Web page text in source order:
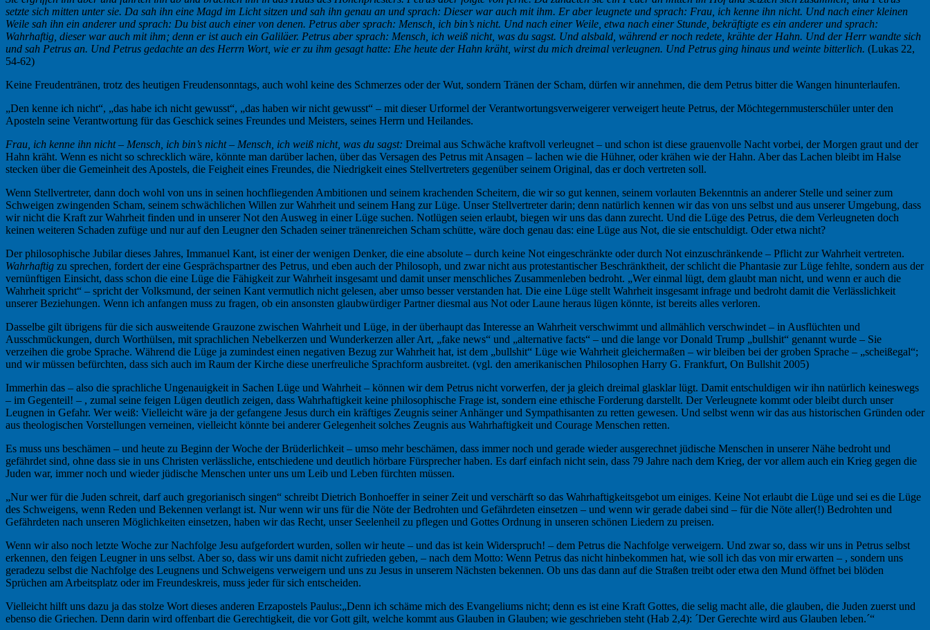
setzte sich mitten unter sie. Da sah ihn eine Magd im Licht sitzen und sah ihn genau an und sprach: Dieser war auch mit ihm. Er aber leugnete und sprach: Frau, ich kenne ihn nicht. Und nach einer kleinen
Weile sah ihn ein anderer und sprach: Du bist auch einer von denen. Petrus aber sprach: Mensch, ich bin’s nicht. Und nach einer Weile, etwa nach einer Stunde, bekräftigte es ein anderer und sprach:
Wahrhaftig, dieser war auch mit ihm; denn er ist auch ein Galiläer. Petrus aber sprach: Mensch, ich weiß nicht, was du sagst. Und alsbald, während er noch redete, krähte der Hahn. Und der Herr wandte sich
und sah Petrus an. Und Petrus gedachte an des Herrn Wort, wie er zu ihm gesagt hatte: Ehe heute der Hahn kräht, wirst du mich dreimal verleugnen. Und Petrus ging hinaus und weinte bitterlich. (Lukas 22,
54-62)
Keine Freudentränen, trotz des heutigen Freudensonntags, auch wohl keine des Schmerzes oder der Wut, sondern Tränen der Scham, dürfen wir annehmen, die dem Petrus bitter die Wangen hinunterlaufen.
„Den kenne ich nicht“, „das habe ich nicht gewusst“, „das haben wir nicht gewusst“ – mit dieser Urformel der Verantwortungsverweigerer verweigert heute Petrus, der Möchtegernmusterschüler unter den
Aposteln seine Verantwortung für das Geschick seines Freundes und Meisters, seines Herrn und Heilandes.
Frau, ich kenne ihn nicht – Mensch, ich bin’s nicht – Mensch, ich weiß nicht, was du sagst: Dreimal aus Schwäche kraftvoll verleugnet – und schon ist diese grauenvolle Nacht vorbei, der Morgen graut und der
Hahn kräht. Wenn es nicht so schrecklich wäre, könnte man darüber lachen, über das Versagen des Petrus mit Ansagen – lachen wie die Hühner, oder krähen wie der Hahn. Aber das Lachen bleibt im Halse
stecken über die Gemeinheit des Apostels, die Feigheit eines Freundes, die Niedrigkeit eines Stellvertreters gegenüber seinem Original, das er doch vertreten soll.
Wenn Stellvertreter, dann doch wohl von uns in seinen hochfliegenden Ambitionen und seinem krachenden Scheitern, die wir so gut kennen, seinem vorlauten Bekenntnis an anderer Stelle und seiner zum
Schweigen zwingenden Scham, seinem schwächlichen Willen zur Wahrheit und seinem Hang zur Lüge. Unser Stellvertreter darin; denn natürlich kennen wir das von uns selbst und aus unserer Umgebung, dass
wir nicht die Kraft zur Wahrheit finden und in unserer Not den Ausweg in einer Lüge suchen. Notlügen seien erlaubt, biegen wir uns das dann zurecht. Und die Lüge des Petrus, die dem Verleugneten doch
keinen weiteren Schaden zufüge und nur auf den Leugner den Schaden seiner tränenreichen Scham schütte, wäre doch genau das: eine Lüge aus Not, die sie entschuldigt. Oder etwa nicht?
Der philosophische Jubilar dieses Jahres, Immanuel Kant, ist einer der wenigen Denker, die eine absolute – durch keine Not eingeschränkte oder durch Not einzuschränkende – Pflicht zur Wahrheit vertreten.
Wahrhaftig zu sprechen, fordert der eine Gesprächspartner des Petrus, und eben auch der Philosoph, und zwar nicht aus protestantischer Beschränktheit, der schlicht die Phantasie zur Lüge fehlte, sondern aus der
vernünftigen Einsicht, dass schon die eine Lüge die Fähigkeit zur Wahrheit insgesamt und damit unser menschliches Zusammenleben bedroht. „Wer einmal lügt, dem glaubt man nicht, und wenn er auch die
Wahrheit spricht“ – spricht der Volksmund, der seinen Kant vermutlich nicht gelesen, aber umso besser verstanden hat. Die eine Lüge stellt Wahrheit insgesamt infrage und bedroht damit die Verlässlichkeit
unserer Beziehungen. Wenn ich anfangen muss zu fragen, ob ein ansonsten glaubwürdiger Partner diesmal aus Not oder Laune heraus lügen könnte, ist bereits alles verloren.
Dasselbe gilt übrigens für die sich ausweitende Grauzone zwischen Wahrheit und Lüge, in der überhaupt das Interesse an Wahrheit verschwimmt und allmählich verschwindet – in Ausflüchten und
Ausschmückungen, durch Worthülsen, mit sprachlichen Nebelkerzen und Wunderkerzen aller Art, „fake news“ und „alternative facts“ – und die lange vor Donald Trump „bullshit“ genannt wurde – Sie
verzeihen die grobe Sprache. Während die Lüge ja zumindest einen negativen Bezug zur Wahrheit hat, ist dem „bullshit“ Lüge wie Wahrheit gleichermaßen – wir bleiben bei der groben Sprache – „scheißegal“;
und wir müssen befürchten, dass sich auch im Raum der Kirche diese unerfreuliche Sprachform ausbreitet. (vgl. den amerikanischen Philosophen Harry G. Frankfurt, On Bullshit 2005)
Immerhin das – also die sprachliche Ungenauigkeit in Sachen Lüge und Wahrheit – können wir dem Petrus nicht vorwerfen, der ja gleich dreimal glasklar lügt. Damit entschuldigen wir ihn natürlich keineswegs
– im Gegenteil! – , zumal seine feigen Lügen deutlich zeigen, dass Wahrhaftigkeit keine philosophische Frage ist, sondern eine ethische Forderung darstellt. Der Verleugnete kommt oder bleibt durch unser
Leugnen in Gefahr. Wer weiß: Vielleicht wäre ja der gefangene Jesus durch ein kräftiges Zeugnis seiner Anhänger und Sympathisanten zu retten gewesen. Und selbst wenn wir das aus historischen Gründen oder
aus theologischen Vorstellungen verneinen, vielleicht könnte bei anderer Gelegenheit solches Zeugnis aus Wahrhaftigkeit und Courage Menschen retten.
Es muss uns beschämen – und heute zu Beginn der Woche der Brüderlichkeit – umso mehr beschämen, dass immer noch und gerade wieder ausgerechnet jüdische Menschen in unserer Nähe bedroht und
gefährdet sind, ohne dass sie in uns Christen verlässliche, entschiedene und deutlich hörbare Fürsprecher haben. Es darf einfach nicht sein, dass 79 Jahre nach dem Krieg, der vor allem auch ein Krieg gegen die
Juden war, immer noch und wieder jüdische Menschen unter uns um Leib und Leben fürchten müssen.
„Nur wer für die Juden schreit, darf auch gregorianisch singen“ schreibt Dietrich Bonhoeffer in seiner Zeit und verschärft so das Wahrhaftigkeitsgebot um einiges. Keine Not erlaubt die Lüge und sei es die Lüge
des Schweigens, wenn Reden und Bekennen verlangt ist. Nur wenn wir uns für die Nöte der Bedrohten und Gefährdeten einsetzen – und wenn wir gerade dabei sind – für die Nöte aller(!) Bedrohten und
Gefährdeten nach unseren Möglichkeiten einsetzen, haben wir das Recht, unser Seelenheil zu pflegen und Gottes Ordnung in unseren schönen Liedern zu preisen.
Wenn wir also noch letzte Woche zur Nachfolge Jesu aufgefordert wurden, sollen wir heute – und das ist kein Widerspruch! – dem Petrus die Nachfolge verweigern. Und zwar so, dass wir uns in Petrus selbst
erkennen, den feigen Leugner in uns selbst. Aber so, dass wir uns damit nicht zufrieden geben, – nach dem Motto: Wenn Petrus das nicht hinbekommen hat, wie soll ich das von mir erwarten – , sondern uns
geradezu selbst die Nachfolge des Leugnens und Schweigens verweigern und uns zu Jesus in unserem Nächsten bekennen. Ob uns das dann auf die Straßen treibt oder etwa den Mund öffnet bei blöden
Sprüchen am Arbeitsplatz oder im Freundeskreis, muss jeder für sich entscheiden.
Vielleicht hilft uns dazu ja das stolze Wort dieses anderen Erzapostels Paulus:„Denn ich schäme mich des Evangeliums nicht; denn es ist eine Kraft Gottes, die selig macht alle, die glauben, die Juden zuerst und
ebenso die Griechen. Denn darin wird offenbart die Gerechtigkeit, die vor Gott gilt, welche kommt aus Glauben in Glauben; wie geschrieben steht (Hab 2,4): ´Der Gerechte wird aus Glauben leben.´“